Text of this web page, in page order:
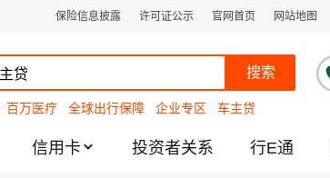
保险信息披露 许可证公示 官网首页 网站地图
搜索
百万医疗 全球出行保障 企业专区 车主贷
信用卡 投资者关系 行E通